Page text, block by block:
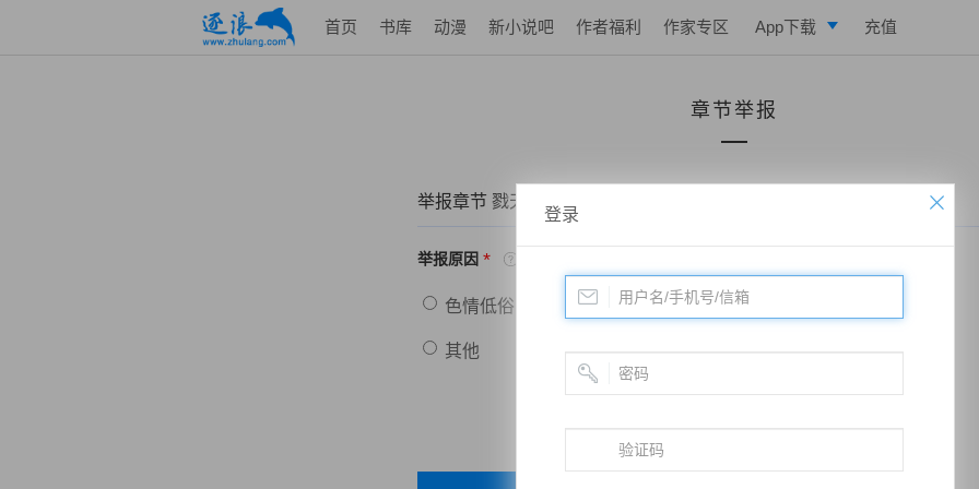
首页 书库 动漫 新小说吧 作者福利 作家专区 App下载
写作助手
充值
章节举报
举报章节 戮天狂徒——第八百三十三章、收服天纹虎
举报原因 *
色情低俗 政治敏感 暴力低俗
其他
登录